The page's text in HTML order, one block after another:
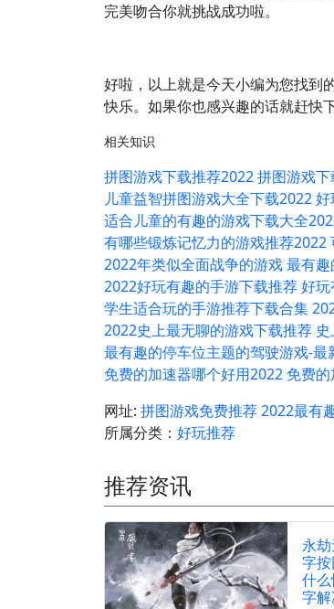
完美吻合你就挑战成功啦。
好啦，以上就是今天小编为您找到
快乐。如果你也感兴趣的话就赶快
相关知识
拼图游戏下载推荐2022 拼图游戏下
儿童益智拼图游戏大全下载2022
适合儿童的有趣的游戏下载大全
有哪些锻炼记忆力的游戏推荐2022
2022年类似全面战争的游戏 最有
2022好玩有趣的手游下载推荐 好
学生适合玩的手游推荐下载合集
2022史上最无聊的游戏下载推荐
最有趣的停车位主题的驾驶游戏-
免费的加速器哪个好用2022 免费
网址: 拼图游戏免费推荐 2022最有
所属分类： 好玩推荐
推荐资讯
永
字
什
字